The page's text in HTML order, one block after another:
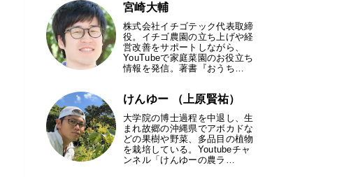
宮崎大輔
株式会社イチゴテック代表取締
役。イチゴ農園の立ち上げや経
営改善をサポートしながら、
YouTubeで家庭菜園のお役立ち
情報を発信。著書『おうち…
けんゆー （上原賢祐）
大学院の博士過程を中退し、生
まれ故郷の沖縄県でアボカドな
どの果樹や野菜、多品目の植物
を栽培している。Youtubeチャ
ンネル「けんゆーの農ラ…